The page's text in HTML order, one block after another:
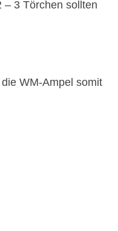
– 3 Törchen sollten
WM-Ampel somit